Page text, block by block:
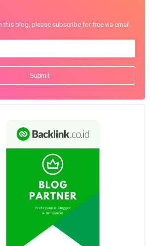
this blog, please subscribe for free via email.